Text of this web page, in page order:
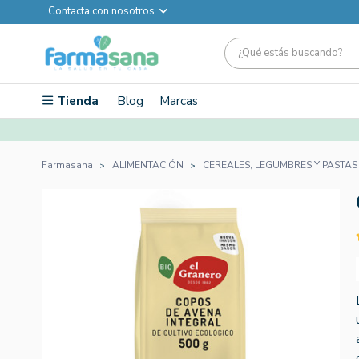
Contacta con nosotros
Tienda Blog Marcas
Farmasana ALIMENTACIÓN CEREALES, LEGUMBRES Y PASTAS